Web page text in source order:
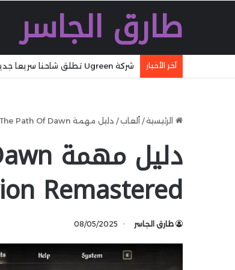
طارق الجاسر
آخر الأخبار
شركة Ugreen تطلق شاحنا سريعا جديدا بقدرة 160 W بتقنية GaN مع تقنية WiFi وكابل مدمج وشاشة
الرئيسية/ ألعاب/ دليل مهمة The Path Of Dawn في Oblivion Remastered
Remastered
طارق الجاسر 08/05/2025